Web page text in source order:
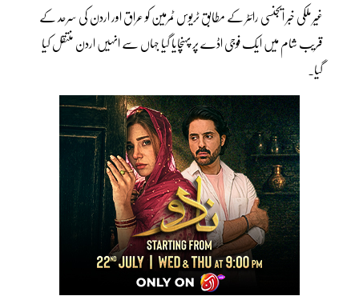
غیر ملکی خبر ایجنسی رائٹر کے مطابق ٹریوس ٹمرمین کو عراق اور اردن کی سرحد کے
قریب شام میں ایک فوجی اڈے پر پہنچایا گیا جہاں سے انہیں اردن منتقل کیا
گیا۔